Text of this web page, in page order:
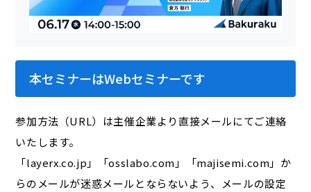
本セミナーはWebセミナーです
参加方法（URL）は主催企業より直接メールにてご連絡
いたします。
「layerx.co.jp」「osslabo.com」「majisemi.com」か
らのメールが迷惑メールとならないよう、メールの設定